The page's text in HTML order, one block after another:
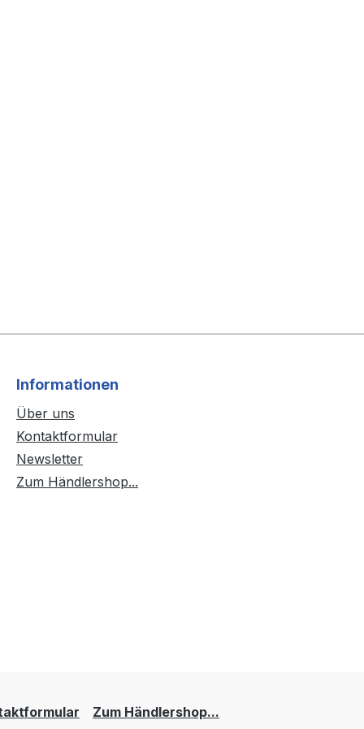
Informationen
Über uns
Kontaktformular
Newsletter
Zum Händlershop...
Zum Händlershop...